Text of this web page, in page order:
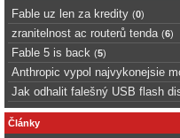
Fable uz len za kredity (0)
zranitelnost ac routerů tenda (6)
Fable 5 is back (5)
Anthropic vypol najvykonejsie
Jak odhalit falešný USB flash
Články